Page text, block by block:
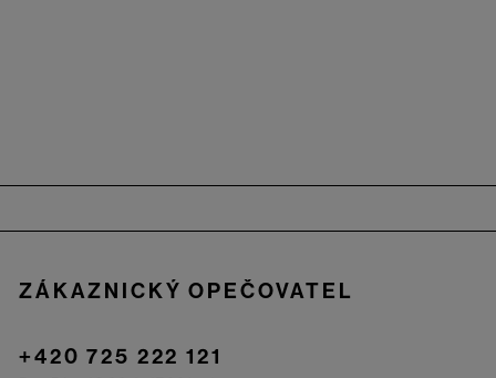
ZÁKAZNICKÝ OPEČOVATEL
+420 725 222 121